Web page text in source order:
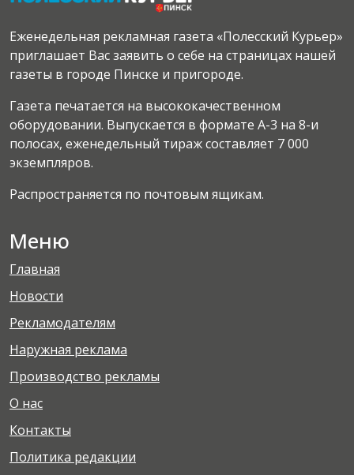
Еженедельная рекламная газета «Полесский Курьер»
приглашает Вас заявить о себе на страницах нашей
газеты в городе Пинске и пригороде.
Газета печатается на высококачественном
оборудовании. Выпускается в формате А-3 на 8-и
полосах, еженедельный тираж составляет 7 000
экземпляров.
Распространяется по почтовым ящикам.
Меню
Главная
Новости
Рекламодателям
Наружная реклама
Производство рекламы
О нас
Контакты
Политика редакции